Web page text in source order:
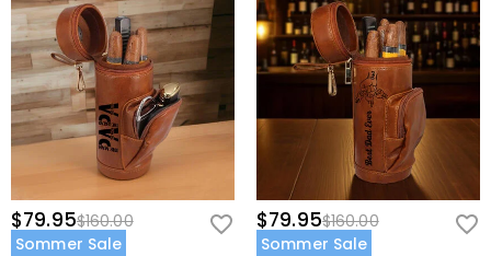
$79.95$160.00
Sommer Sale
$79.95$160.00
Sommer Sale